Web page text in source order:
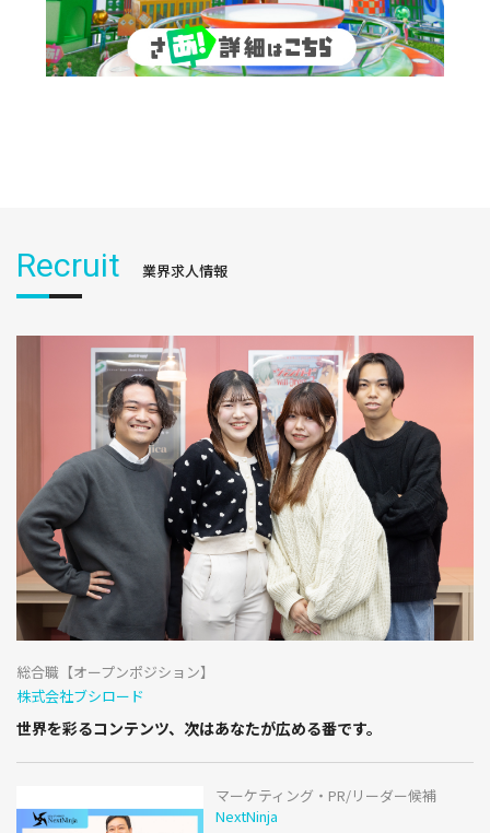
Recruit 業界求人情報
総合職【オープンポジション】
株式会社ブシロード
世界を彩るコンテンツ、次はあなたが広める番です。
マーケティング・PR/リーダー候補
NextNinja